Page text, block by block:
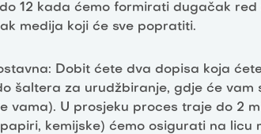
12 kada ćemo formirati dugačak
medija koji će sve popratiti.
Dobit ćete dva dopisa koja
šaltera za urudžbiranje, gdje će vam
vama). U prosjeku proces traje do 2
kemijske) ćemo osigurati na licu